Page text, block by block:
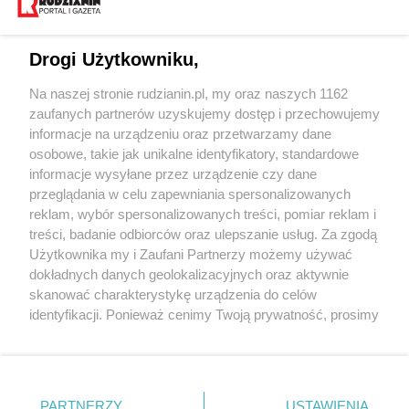
Wydawca mediów lokalnych
Nie zapomnij
zapoznać się z:
polityką prywatności regulamin korzystania z portali
Twojemiasto
Piekary Śląskie
Chorzów
Tarnowskie Góry
Gliwice
Skontaktuj sięz nami
Kontakt
Wydawca
Redakcja
Drogi Użytkowniku,
Na naszej stronie rudzianin.pl, my oraz naszych 1162
zaufanych partnerów uzyskujemy dostęp i przechowujemy
informacje na urządzeniu oraz przetwarzamy dane
osobowe, takie jak unikalne identyfikatory, standardowe
informacje wysyłane przez urządzenie czy dane
przeglądania w celu zapewniania spersonalizowanych
reklam, wybór spersonalizowanych treści, pomiar reklam i
treści, badanie odbiorców oraz ulepszanie usług. Za zgodą
Użytkownika my i Zaufani Partnerzy możemy używać
dokładnych danych geolokalizacyjnych oraz aktywnie
skanować charakterystykę urządzenia do celów
identyfikacji. Ponieważ cenimy Twoją prywatność, prosimy
prywatności znajdujący się w lewym dolnym rogu strony
PARTNERZY USTAWIENIA